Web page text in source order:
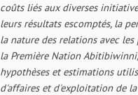
coûts liés aux diverses
leurs résultats escomptés, la
la nature des relations avec
la Première Nation
hypothèses et estimations
d'affaires et d'exploitation de